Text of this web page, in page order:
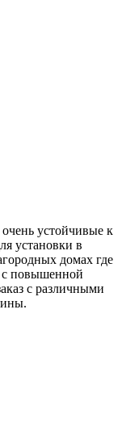
устойчивые к
установки в
домах где
с повышенной
с различными